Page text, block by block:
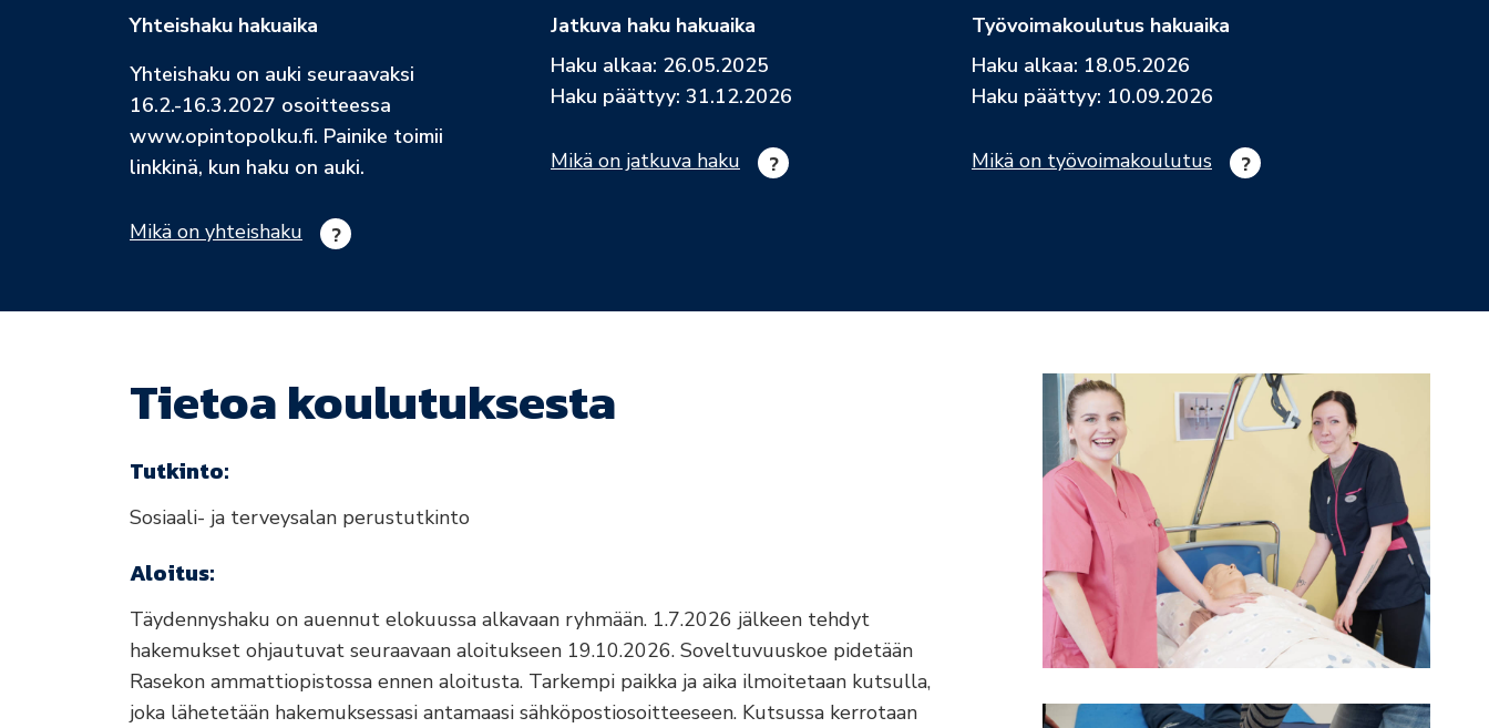
Yhteishaku hakuaika
Yhteishaku on auki seuraavaksi
16.2.-16.3.2027 osoitteessa
www.opintopolku.fi. Painike toimii
linkkinä, kun haku on auki.
Mikä on yhteishaku
Jatkuva haku hakuaika
Haku alkaa: 26.05.2025
Haku päättyy: 31.12.2026
Mikä on jatkuva haku
Työvoimakoulutus hakuaika
Haku alkaa: 18.05.2026
Haku päättyy: 10.09.2026
Mikä on työvoimakoulutus
Tietoa koulutuksesta
Tutkinto:
Sosiaali- ja terveysalan perustutkinto
Aloitus:
Täydennyshaku on auennut elokuussa alkavaan ryhmään. 1.7.2026 jälkeen tehdyt
hakemukset ohjautuvat seuraavaan aloitukseen 19.10.2026. Soveltuvuuskoe pidetään
Rasekon ammattiopistossa ennen aloitusta. Tarkempi paikka ja aika ilmoitetaan kutsulla,
joka lähetetään hakemuksessasi antamaasi sähköpostiosoitteeseen. Kutsussa kerrotaan